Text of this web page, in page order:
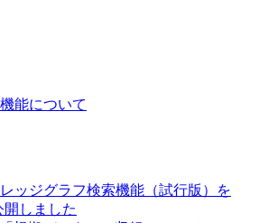
能について
レッジグラフ検索機能（試行版）を
開しました